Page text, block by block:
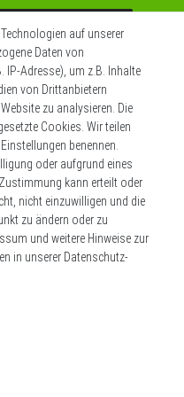
es sich um ein Pflichtfeld.
Impressum
AGB Kontakt
per
auf unserer
Daten von
IP-Adresse), um z.B. Inhalte
von Drittanbietern
zu analysieren. Die
Cookies. Wir teilen
benennen.
oder aufgrund eines
kann erteilt oder
nicht einzuwilligen und die
zu ändern oder zu
und weitere Hinweise zur
in unserer Daten­schutz­